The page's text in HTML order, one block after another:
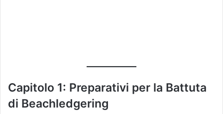
Capitolo 1: Preparativi per la Battuta
di Beachledgering